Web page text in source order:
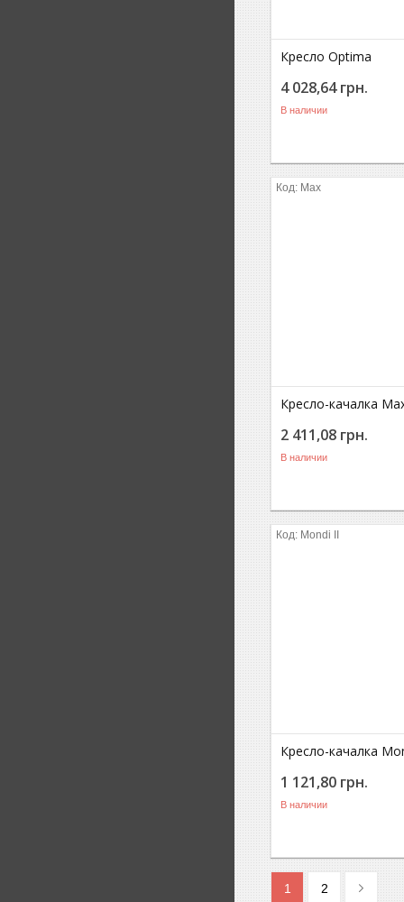
Кресло Optima
4 028,64 грн.
В наличии
Max
Кресло-качалка
2 411,08 грн.
В наличии
Mondi II
Кресло-качалка
1 121,80 грн.
В наличии
1 2